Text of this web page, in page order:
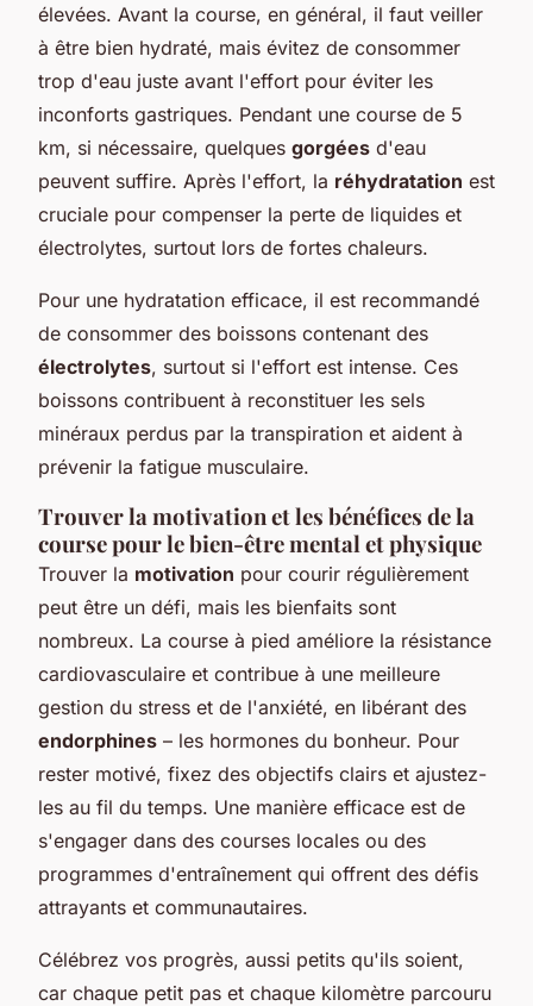
élevées. Avant la course, en général, il faut veiller
à être bien hydraté, mais évitez de consommer
trop d'eau juste avant l'effort pour éviter les
inconforts gastriques. Pendant une course de 5
km, si nécessaire, quelques gorgées d'eau
peuvent suffire. Après l'effort, la réhydratation est
cruciale pour compenser la perte de liquides et
électrolytes, surtout lors de fortes chaleurs.
Pour une hydratation efficace, il est recommandé
de consommer des boissons contenant des
électrolytes, surtout si l'effort est intense. Ces
boissons contribuent à reconstituer les sels
minéraux perdus par la transpiration et aident à
prévenir la fatigue musculaire.
Trouver la motivation et les bénéfices de la
course pour le bien-être mental et physique
Trouver la motivation pour courir régulièrement
peut être un défi, mais les bienfaits sont
nombreux. La course à pied améliore la résistance
cardiovasculaire et contribue à une meilleure
gestion du stress et de l'anxiété, en libérant des
endorphines – les hormones du bonheur. Pour
rester motivé, fixez des objectifs clairs et ajustez-
les au fil du temps. Une manière efficace est de
s'engager dans des courses locales ou des
programmes d'entraînement qui offrent des défis
attrayants et communautaires.
Célébrez vos progrès, aussi petits qu'ils soient,
car chaque petit pas et chaque kilomètre parcouru